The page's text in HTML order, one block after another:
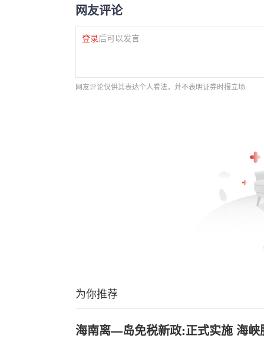
网友评论
登录后可以发言
网友评论仅供其表达个人看法，并不表明证券时报立场
为你推荐
海南离—岛免税新政:正式实施 海峡